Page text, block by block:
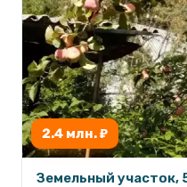
2.4 млн. ₽
Земельный участок,